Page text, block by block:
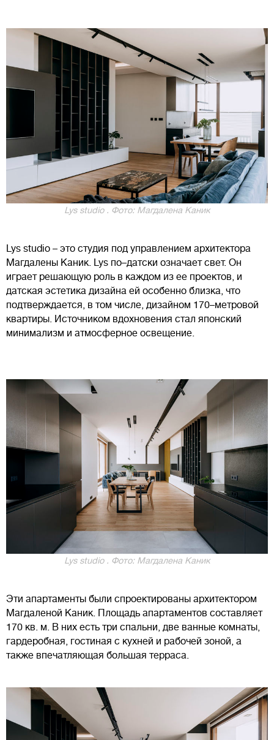
Lys studio . Фото: Магдалена Каник
Lys studio – это студия под управлением архитектора
Магдалены Каник. Lys по–датски означает свет. Он
играет решающую роль в каждом из ее проектов, и
датская эстетика дизайна ей особенно близка, что
подтверждается, в том числе, дизайном 170–метровой
квартиры. Источником вдохновения стал японский
минимализм и атмосферное освещение.
Lys studio . Фото: Магдалена Каник
Эти апартаменты были спроектированы архитектором
Магдаленой Каник. Площадь апартаментов составляет
170 кв. м. В них есть три спальни, две ванные комнаты,
гардеробная, гостиная с кухней и рабочей зоной, а
также впечатляющая большая терраса.